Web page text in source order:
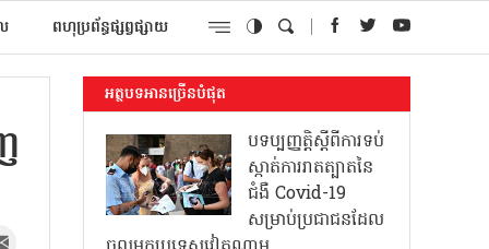
ពហុប្រព័ន្ធផ្សព្វផ្សាយ
អត្ថបទអានច្រើនបំផុត
បទប្បញ្ញត្តិស្តីពីការទប់
ស្កាត់ការរាតត្បាតនៃ
ជំងឺ Covid-19
សម្រាប់ប្រជាជនដែល